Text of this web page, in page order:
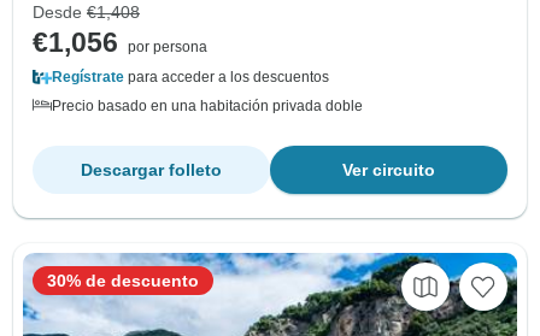
Desde €1,408
€1,056
por persona
Regístrate para acceder a los descuentos
Precio basado en una habitación privada doble
Ver circuito
Descargar folleto
30% de descuento